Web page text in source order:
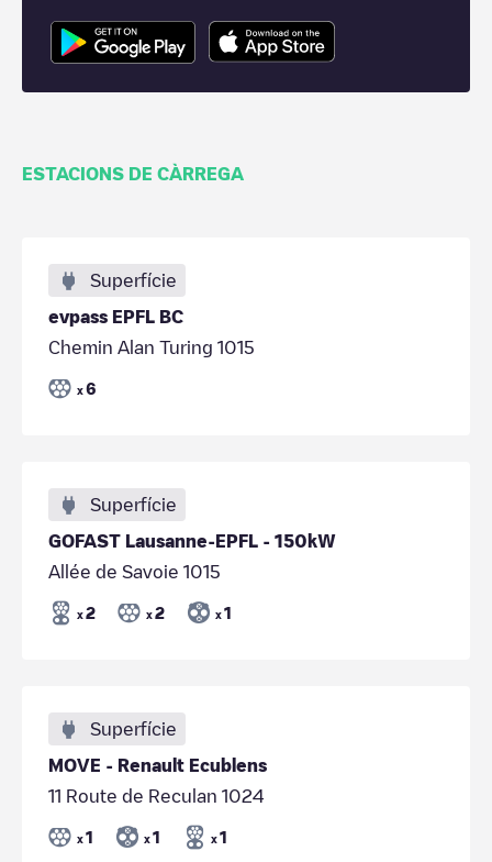
ESTACIONS DE CÀRREGA
Superfície
evpass EPFL BC
Chemin Alan Turing 1015
x 6
Superfície
GOFAST Lausanne-EPFL - 150kW
Allée de Savoie 1015
x 2 x 2 x 1
Superfície
MOVE - Renault Ecublens
11 Route de Reculan 1024
x 1 x 1 x 1